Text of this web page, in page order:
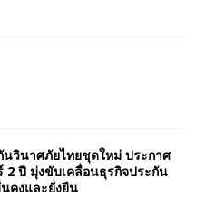
วินาศภัยไทยชุดใหม่ ประกาศ
2 ปี มุ่งขับเคลื่อนธุรกิจประกัน
คงและยั่งยืน